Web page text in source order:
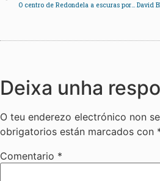
O centro de Redondela a escuras por mor dunha avaría
Deixa unha
O teu enderezo electrónico non
obrigatorios están marcados con
Comentario *